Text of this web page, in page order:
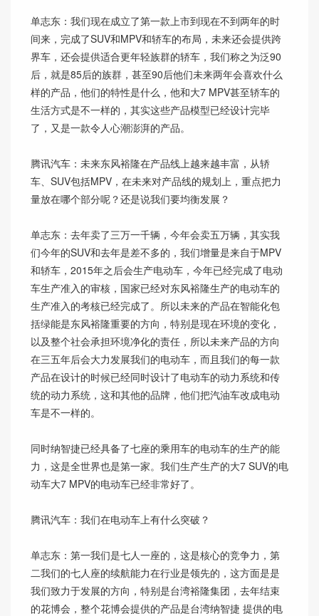
单志东：我们现在成立了第一款上市到现在不到两年的时
间来，完成了SUV和MPV和轿车的布局，未来还会提供跨
界车，还会提供适合更年轻族群的轿车，我们称之为泛90
后，就是85后的族群，甚至90后他们未来两年会喜欢什么
样的产品，他们的特性是什么，他和大7 MPV甚至轿车的
生活方式是不一样的，其实这些产品模型已经设计完毕
了，又是一款令人心潮澎湃的产品。
腾讯汽车：未来东风裕隆在产品线上越来越丰富，从轿
车、SUV包括MPV，在未来对产品线的规划上，重点把力
量放在哪个部分呢？还是说我们要均衡发展？
单志东：去年卖了三万一千辆，今年会卖五万辆，其实我
们今年的SUV和去年是差不多的，我们增量是来自于MPV
和轿车，2015年之后会生产电动车，今年已经完成了电动
车生产准入的审核，国家已经对东风裕隆生产的电动车的
生产准入的考核已经完成了。所以未来的产品在智能化包
括绿能是东风裕隆重要的方向，特别是现在环境的变化，
以及整个社会承担环境净化的责任，所以未来产品的方向
在三五年后会大力发展我们的电动车，而且我们的每一款
产品在设计的时候已经同时设计了电动车的动力系统和传
统的动力系统，这和其他的品牌，他们把汽油车改成电动
车是不一样的。
同时纳智捷已经具备了七座的乘用车的电动车的生产的能
力，这是全世界也是第一家。我们生产生产的大7 SUV的电
动车大7 MPV的电动车已经非常好了。
腾讯汽车：我们在电动车上有什么突破？
单志东：第一我们是七人一座的，这是核心的竞争力，第
二我们的七人座的续航能力在行业是领先的，这方面是是
我们致力于发展的方向，特别是台湾裕隆集团，去年结束
的花博会，整个花博会提供的产品是台湾纳智捷 提供的电